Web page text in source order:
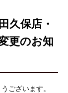
久保店・
更のお知
ございます。